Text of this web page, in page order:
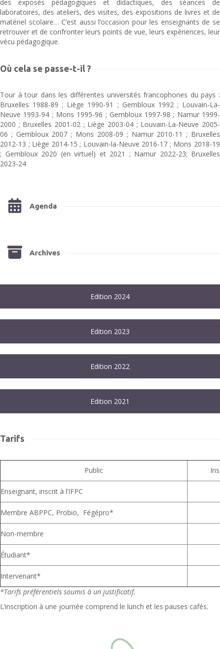
des exposés pédagogiques et didactiques, des séances de
laboratoires, des ateliers, des visites, des expositions de livres et de
matériel scolaire… C’est aussi l’occasion pour les enseignants de se
retrouver et de confronter leurs points de vue, leurs expériences, leur
vécu pédagogique.
Où cela se passe-t-il ?
Tour à tour dans les différentes universités francophones du pays :
Bruxelles 1988-89 ; Liège 1990-91 ; Gembloux 1992 ; Louvain-La-
Neuve 1993-94 ; Mons 1995-96 ; Gembloux 1997-98 ; Namur 1999-
2000 ; Bruxelles 2001-02 ; Liège 2003-04 ; Louvain-La-Neuve 2005-
06 ; Gembloux 2007 ; Mons 2008-09 ; Namur 2010-11 ; Bruxelles
2012-13 ; Liège 2014-15 ; Louvain-la-Neuve 2016-17 ; Mons 2018-19
; Gembloux 2020 (en virtuel) et 2021 ; Namur 2022-23; Bruxelles
2023-24
Agenda
Archives
Edition 2024
Edition 2023
Edition 2022
Edition 2021
Tarifs
Public
Enseignant, inscrit à l’IFPC
Membre ABPPC, Probio, Fégépro*
Non-membre
Étudiant*
Intervenant*
*Tarifs préférentiels soumis à un justificatif.
L’inscription à une journée comprend le lunch et les pauses cafés.